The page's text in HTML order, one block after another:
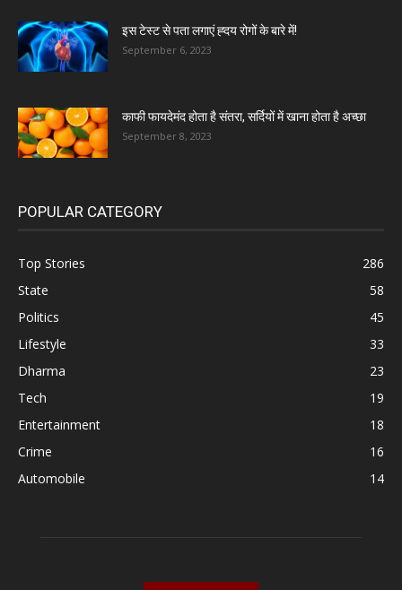
इस टेस्ट से पता लगाएं ह्दय रोगों के बारे में!
September 6, 2023
काफी फायदेमंद होता है संतरा, सर्दियों में खाना होता है अच्छा
September 8, 2023
POPULAR CATEGORY
Top Stories
286
State
58
Politics
45
Lifestyle
33
Dharma
23
Tech
19
Entertainment
18
Crime
16
Automobile
14